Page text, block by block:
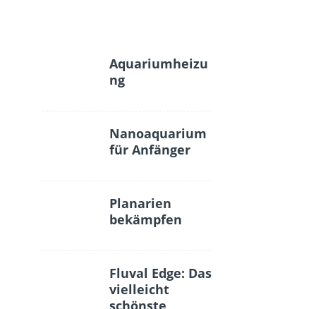
Aquariumheizu
ng
Nanoaquarium
für Anfänger
Planarien
bekämpfen
Fluval Edge: Das
vielleicht